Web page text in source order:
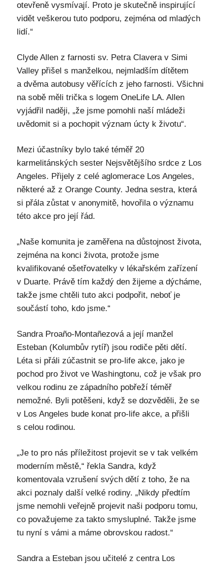
otevřeně vysmívají. Proto je skutečně inspirující
vidět veškerou tuto podporu, zejména od mladých
lidí.“
Clyde Allen z farnosti sv. Petra Clavera v Simi
Valley přišel s manželkou, nejmladším dítětem
a dvěma autobusy věřících z jeho farnosti. Všichni
na sobě měli trička s logem OneLife LA. Allen
vyjádřil naději, „že jsme pomohli naší mládeži
uvědomit si a pochopit význam úcty k životu“.
Mezi účastníky bylo také téměř 20
karmelitánských sester Nejsvětějšího srdce z Los
Angeles. Přijely z celé aglomerace Los Angeles,
některé až z Orange County. Jedna sestra, která
si přála zůstat v anonymitě, hovořila o významu
této akce pro její řád.
„Naše komunita je zaměřena na důstojnost života,
zejména na konci života, protože jsme
kvalifikované ošetřovatelky v lékařském zařízení
v Duarte. Právě tím každý den žijeme a dýcháme,
takže jsme chtěli tuto akci podpořit, neboť je
součástí toho, kdo jsme.“
Sandra Proaño-Montañezová a její manžel
Esteban (Kolumbův rytíř) jsou rodiče pěti dětí.
Léta si přáli zúčastnit se pro-life akce, jako je
pochod pro život ve Washingtonu, což je však pro
velkou rodinu ze západního pobřeží téměř
nemožné. Byli potěšeni, když se dozvěděli, že se
v Los Angeles bude konat pro-life akce, a přišli
s celou rodinou.
„Je to pro nás příležitost projevit se v tak velkém
moderním městě,“ řekla Sandra, když
komentovala vzrušení svých dětí z toho, že na
akci poznaly další velké rodiny. „Nikdy předtím
jsme nemohli veřejně projevit naši podporu tomu,
co považujeme za takto smysluplné. Takže jsme
tu nyní s vámi a máme obrovskou radost.“
Sandra a Esteban jsou učitelé z centra Los